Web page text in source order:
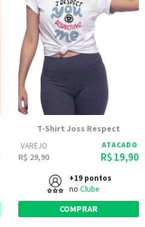
T-Shirt Joss Respect
VAREJO
R$ 29,90
ATACADO
R$ 19,90
+19 pontos
no Clube
COMPRAR